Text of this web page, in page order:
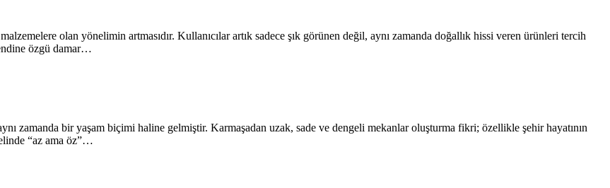
olan yönelimin artmasıdır. Kullanıcılar artık sadece şık görünen değil, aynı zamanda doğallık hissi veren ürünleri tercih
özgü damar…
zamanda bir yaşam biçimi haline gelmiştir. Karmaşadan uzak, sade ve dengeli mekanlar oluşturma fikri; özellikle şehir hayatının
“az ama öz”…